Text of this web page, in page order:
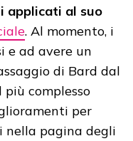
applicati al suo
. Al momento, i
e ad avere un
di Bard dal
complesso
per
nella pagina degli